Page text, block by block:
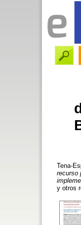
Tena-
recurso
y otros